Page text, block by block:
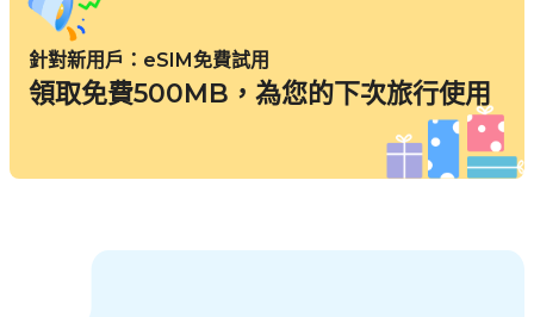
針對新用戶：eSIM免費試用
領取免費500MB，為您的下次旅行使用